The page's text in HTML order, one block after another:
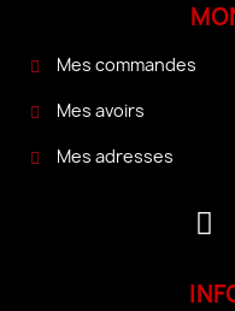
Mes commandes
Mes avoirs
Mes adresses